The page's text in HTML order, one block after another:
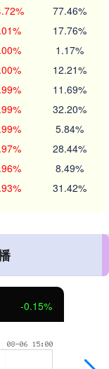
77.46%
17.76%
1.17%
12.21%
11.69%
32.20%
5.84%
28.44%
8.49%
31.42%
0.30%